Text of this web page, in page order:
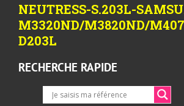
NEUTRESS-S.203L-
M3320ND/M3820ND/
D203L
RECHERCHE RAPIDE